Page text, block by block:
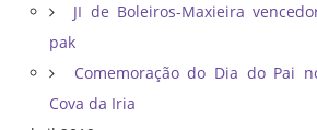
JI de Boleiros-Maxieira
pak
Comemoração do Dia do Pai
Cova da Iria